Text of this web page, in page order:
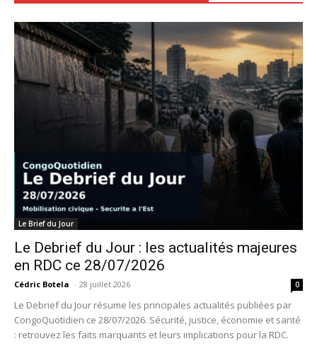
Le Brief du Jour
Le Debrief du Jour : les actualités majeures
en RDC ce 28/07/2026
Cédric Botela - 28 juillet 2026 0
Le Debrief du Jour résume les principales actualités publiées par
CongoQuotidien ce 28/07/2026. Sécurité, justice, économie et santé
: retrouvez les faits marquants et leurs implications pour la RDC.